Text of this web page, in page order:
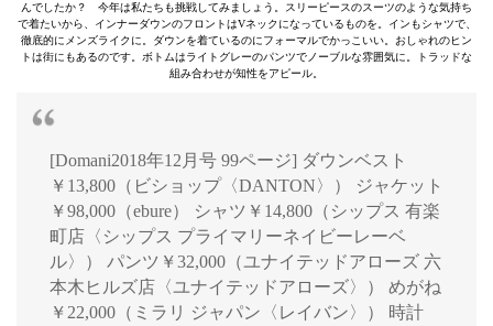
んでしたか？ 今年は私たちも挑戦してみましょう。スリーピースのスーツのような気持ち
で着たいから、インナーダウンのフロントはVネックになっているものを。インもシャツで、
徹底的にメンズライクに。ダウンを着ているのにフォーマルでかっこいい。おしゃれのヒン
トは街にもあるのです。ボトムはライトグレーのパンツでノーブルな雰囲気に。トラッドな
組み合わせが知性をアピール。
[Domani2018年12月号 99ページ] ダウンベスト
￥13,800（ビショップ〈DANTON〉） ジャケット
￥98,000（ebure） シャツ￥14,800（シップス 有楽
町店〈シップス プライマリーネイビーレーベ
ル〉） パンツ￥32,000（ユナイテッドアローズ 六
本木ヒルズ店〈ユナイテッドアローズ〉） めがね
￥22,000（ミラリ ジャパン〈レイバン〉） 時計